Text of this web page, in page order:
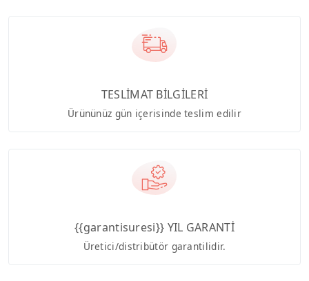
TESLİMAT BİLGİLERİ
Ürününüz gün içerisinde teslim edilir
{{garantisuresi}} YIL GARANTİ
Üretici/distribütör garantilidir.